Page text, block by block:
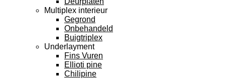
Multiplex interieur
Gegrond
Onbehandeld
Buigtriplex
Underlayment
Fins Vuren
Ellioti pine
Chilipine